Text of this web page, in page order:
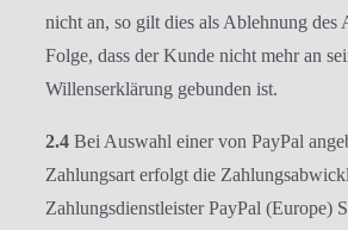
nicht an, so gilt dies als Ablehnung des
Folge, dass der Kunde nicht mehr an
Willenserklärung gebunden ist.
2.4 Bei Auswahl einer von PayPal
Zahlungsart erfolgt die
Zahlungsdienstleister PayPal (Europe)